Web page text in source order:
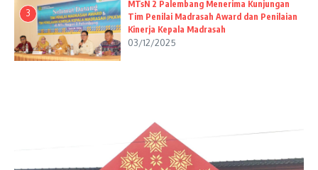
3
MTsN 2 Palembang Menerima Kunjungan
Tim Penilai Madrasah Award dan Penilaian
Kinerja Kepala Madrasah
03/12/2025